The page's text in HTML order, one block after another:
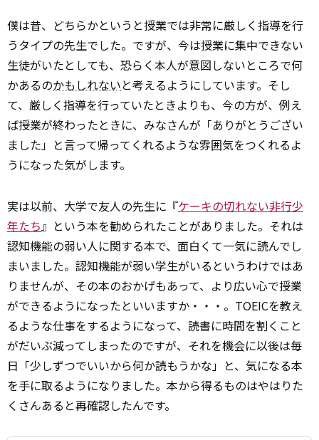
僕は昔、どちらかというと授業では非常に厳しく指導を行
うタイプの先生でした。ですが、今は授業に集中できない
生徒がいたとしても、恐らく本人が意図しないところで何
かあるのかもしれないと考えるようにしています。そし
て、厳しく指導を行っていたときよりも、今の方が、例え
ば授業が終わったときに、みなさんが「ありがとうござい
ました」と言って帰ってくれるような雰囲気をつくれるよ
うになった気がします。
実は以前、大学で友人の先生に『ケーキの切れない非行少
年たち』という本を勧められたことがありました。それは
認知機能の弱い人に関する本で、面白くて一気に読んでし
まいました。認知機能が弱い学生がいるというわけではあ
りませんが、その本のおかげもあって、より広い心で授業
ができるようになったといいますか・・・。TOEICを教え
るような仕事をするようになって、読書に時間を割くこと
がだいぶ減ってしまったのですが、それを機会に以後は毎
日「少しずつでいいから何か読もうかな」と、気になる本
を手に取るようになりました。本から得るものはやはりた
くさんあると再確認したんです。